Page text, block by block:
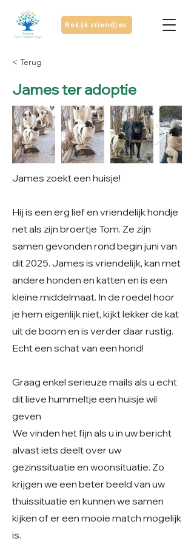
Bekijk vriendjes
< Terug
James ter adoptie
James zoekt een huisje!
Hij is een erg lief en vriendelijk hondje
net als zijn broertje Tom. Ze zijn
samen gevonden rond begin juni van
dit 2025. James is vriendelijk, kan met
andere honden en katten en is een
kleine middelmaat. In de roedel hoor
je hem eigenlijk niet, kijkt lekker de kat
uit de boom en is verder daar rustig.
Echt een schat van een hond!
Graag enkel serieuze mails als u echt
dit lieve hummeltje een huisje wil
geven
We vinden het fijn als u in uw bericht
alvast iets deelt over uw
gezinssituatie en woonsituatie. Zo
krijgen we een beter beeld van uw
thuissituatie en kunnen we samen
kijken of er een mooie match mogelijk
is.